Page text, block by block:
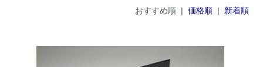
おすすめ順 | 価格順| 新着順